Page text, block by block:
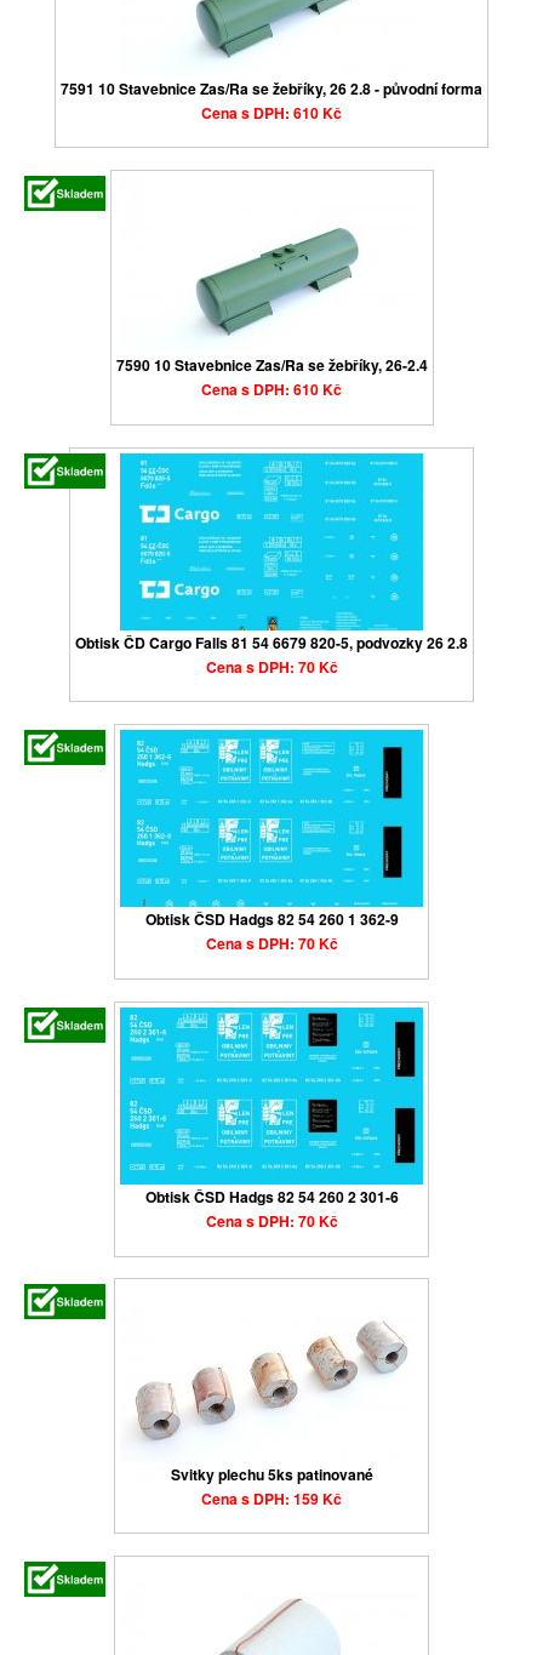
7591 10 Stavebnice Zas/Ra se žebříky, 26 2.8 - původní forma
Cena s DPH: 610 Kč
7590 10 Stavebnice Zas/Ra se žebříky, 26-2.4
Cena s DPH: 610 Kč
Obtisk ČD Cargo Falls 81 54 6679 820-5, podvozky 26 2.8
Cena s DPH: 70 Kč
Obtisk ČSD Hadgs 82 54 260 1 362-9
Cena s DPH: 70 Kč
Obtisk ČSD Hadgs 82 54 260 2 301-6
Cena s DPH: 70 Kč
Svitky plechu 5ks patinované
Cena s DPH: 159 Kč